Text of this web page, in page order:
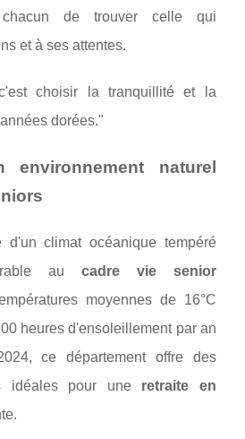
de trouver celle qui
et à ses attentes.
choisir la tranquillité et la
dorées."
naturel
d'un climat océanique tempéré
au cadre vie senior
moyennes de 16°C
heures d'ensoleillement par an
ce département offre des
idéales pour une retraite en